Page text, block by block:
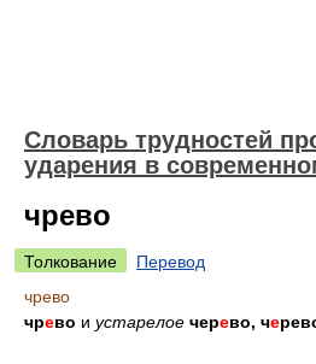
Словарь трудностей
ударения в
чрево
Толкование
Перевод
чрево
чрево и устарелое черево, че